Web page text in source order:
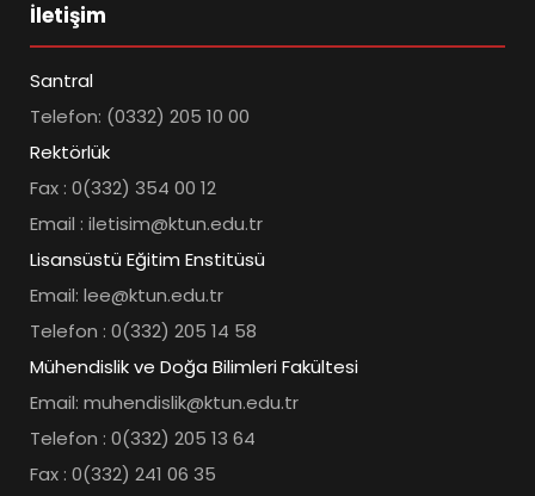
İletişim
Santral
Telefon: (0332) 205 10 00
Rektörlük
Fax : 0(332) 354 00 12
Email : iletisim@ktun.edu.tr
Lisansüstü Eğitim Enstitüsü
Email: lee@ktun.edu.tr
Telefon : 0(332) 205 14 58
Mühendislik ve Doğa Bilimleri Fakültesi
Email: muhendislik@ktun.edu.tr
Telefon : 0(332) 205 13 64
Fax : 0(332) 241 06 35